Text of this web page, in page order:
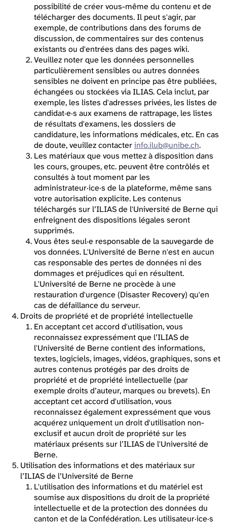
possibilité de créer vous-même du contenu et de
télécharger des documents. Il peut s'agir, par
exemple, de contributions dans des forums de
discussion, de commentaires sur des contenus
existants ou d'entrées dans des pages wiki.
Veuillez noter que les données personnelles
particulièrement sensibles ou autres données
sensibles ne doivent en principe pas être publiées,
échangées ou stockées via ILIAS. Cela inclut, par
exemple, les listes d'adresses privées, les listes de
candidat·e·s aux examens de rattrapage, les listes
de résultats d'examens, les dossiers de
candidature, les informations médicales, etc. En cas
de doute, veuillez contacterinfo.ilub@unibe.ch.
Les matériaux que vous mettez à disposition dans
les cours, groupes, etc. peuvent être contrôlés et
consultés à tout moment par les
administrateur·ice·s de la plateforme, même sans
votre autorisation explicite. Les contenus
téléchargés sur l’ILIAS de l'Université de Berne qui
enfreignent des dispositions légales seront
supprimés.
Vous êtes seul·e responsable de la sauvegarde de
vos données. L'Université de Berne n'est en aucun
cas responsable des pertes de données ni des
dommages et préjudices qui en résultent.
L'Université de Berne ne procède à une
restauration d'urgence (Disaster Recovery) qu'en
cas de défaillance du serveur.
Droits de propriété et de propriété intellectuelle
En acceptant cet accord d'utilisation, vous
reconnaissez expressément que l’ILIAS de
l'Université de Berne contient des informations,
textes, logiciels, images, vidéos, graphiques, sons et
autres contenus protégés par des droits de
propriété et de propriété intellectuelle (par
exemple droits d’auteur, marques ou brevets). En
acceptant cet accord d'utilisation, vous
reconnaissez également expressément que vous
acquérez uniquement un droit d'utilisation non-
exclusif et aucun droit de propriété sur les
matériaux présents sur l’ILIAS de l'Université de
Berne.
Utilisation des informations et des matériaux sur
l’ILIAS de l’Université de Berne
L'utilisation des informations et du matériel est
soumise aux dispositions du droit de la propriété
intellectuelle et de la protection des données du
canton et de la Confédération. Les utilisateur·ice·s